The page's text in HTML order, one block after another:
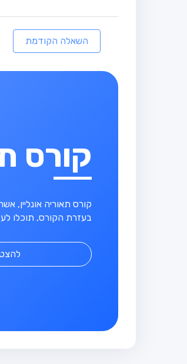
השאלה הקודמת
קורס
קורס תאוריה אונליין,
בעזרת הקורס, תוכלו